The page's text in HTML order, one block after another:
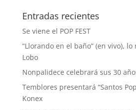
Entradas recientes
Se viene el POP FEST
“Llorando en el baño” (en vivo),
Lobo
Nonpalidece celebrará sus 30
Temblores presentará “Santos
Konex